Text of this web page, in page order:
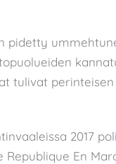
pidetty
tulivat
2017
En